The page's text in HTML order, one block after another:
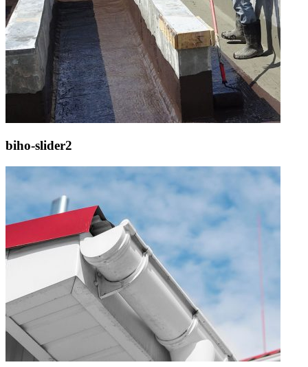
biho-slider2